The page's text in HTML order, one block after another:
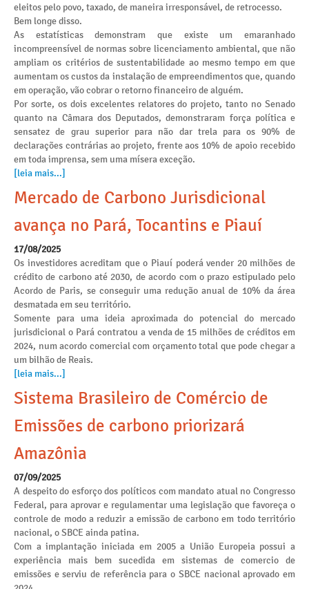
eleitos pelo povo, taxado, de maneira irresponsável, de retrocesso.
Bem longe disso.
As estatísticas demonstram que existe um emaranhado
incompreensível de normas sobre licenciamento ambiental, que não
ampliam os critérios de sustentabilidade ao mesmo tempo em que
aumentam os custos da instalação de empreendimentos que, quando
em operação, vão cobrar o retorno financeiro de alguém.
Por sorte, os dois excelentes relatores do projeto, tanto no Senado
quanto na Câmara dos Deputados, demonstraram força política e
sensatez de grau superior para não dar trela para os 90% de
declarações contrárias ao projeto, frente aos 10% de apoio recebido
em toda imprensa, sem uma mísera exceção.
[leia mais...]
Mercado de Carbono Jurisdicional
avança no Pará, Tocantins e Piauí
17/08/2025
Os investidores acreditam que o Piauí poderá vender 20 milhões de
crédito de carbono até 2030, de acordo com o prazo estipulado pelo
Acordo de Paris, se conseguir uma redução anual de 10% da área
desmatada em seu território.
Somente para uma ideia aproximada do potencial do mercado
jurisdicional o Pará contratou a venda de 15 milhões de créditos em
2024, num acordo comercial com orçamento total que pode chegar a
um bilhão de Reais.
[leia mais...]
Sistema Brasileiro de Comércio de
Emissões de carbono priorizará
Amazônia
07/09/2025
A despeito do esforço dos políticos com mandato atual no Congresso
Federal, para aprovar e regulamentar uma legislação que favoreça o
controle de modo a reduzir a emissão de carbono em todo território
nacional, o SBCE ainda patina.
Com a implantação iniciada em 2005 a União Europeia possui a
experiência mais bem sucedida em sistemas de comercio de
emissões e serviu de referência para o SBCE nacional aprovado em